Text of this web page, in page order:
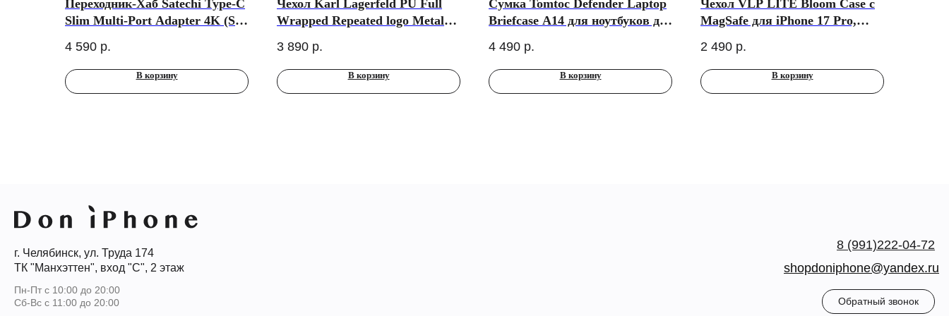
Переходник-Хаб Satechi Type-C
Slim Multi-Port Adapter 4K (ST-
4 590 р.
В корзину
Чехол Karl Lagerfeld PU Full
Wrapped Repeated logo Metal
Brown (MagSafe)
3 890 р.
В корзину
Сумка Tomtoc Defender Laptop
Briefcase A14 для ноутбуков до
4 490 р.
В корзину
Чехол VLP LITE Bloom Case с
MagSafe для iPhone 17 Pro,
2 490 р.
В корзину
г. Челябинск, ул. Труда 174
ТК "Манхэттен", вход "С", 2 этаж
Пн-Пт с 10:00 до 20:00
Сб-Вс с 11:00 до 20:00
Обратный звонок
8 (991)222-04-72
shopdoniphone@yandex.ru